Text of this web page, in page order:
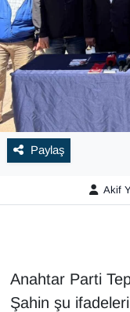
Paylaş
Akif
Anahtar Parti
Şahin şu